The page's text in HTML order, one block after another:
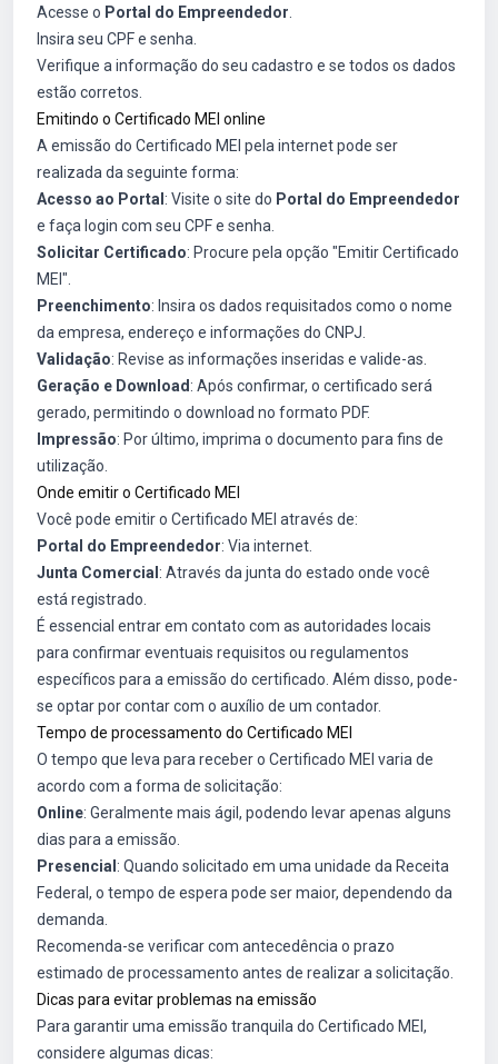
Acesse o Portal do Empreendedor
Insira seu CPF e senha.
Verifique a informação do seu cadastro e se todos os dados
estão corretos.
Emitindo o Certificado MEI online
A emissão do Certificado MEI pela internet pode ser
realizada da seguinte forma:
Acesso ao Portal : Visite o site do Portal do Empreendedor
e faça login com seu CPF e senha.
Solicitar Certificado: Procure pela opção "Emitir Certificado
MEI".
Preenchimento: Insira os dados requisitados como o nome
da empresa, endereço e informações do CNPJ.
Validação: Revise as informações inseridas e valide-as.
Geração e Download : Após confirmar, o certificado será
gerado, permitindo o download no formato PDF.
Impressão: Por último, imprima o documento para fins de
utilização.
Onde emitir o Certificado MEI
Você pode emitir o Certificado MEI através de:
Portal do Empreendedor: Via internet.
Junta Comercial : Através da junta do estado onde você
está registrado.
É essencial entrar em contato com as autoridades locais
para confirmar eventuais requisitos ou regulamentos
específicos para a emissão do certificado. Além disso, pode-
se optar por contar com o auxílio de um contador.
Tempo de processamento do Certificado MEI
O tempo que leva para receber o Certificado MEI varia de
acordo com a forma de solicitação:
Online: Geralmente mais ágil, podendo levar apenas alguns
dias para a emissão.
Presencial : Quando solicitado em uma unidade da Receita
Federal, o tempo de espera pode ser maior, dependendo da
demanda.
Recomenda-se verificar com antecedência o prazo
estimado de processamento antes de realizar a solicitação.
Dicas para evitar problemas na emissão
Para garantir uma emissão tranquila do Certificado MEI,
considere algumas dicas: